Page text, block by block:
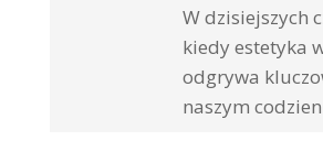
W dzisiejszych
kiedy estetyka
odgrywa
naszym